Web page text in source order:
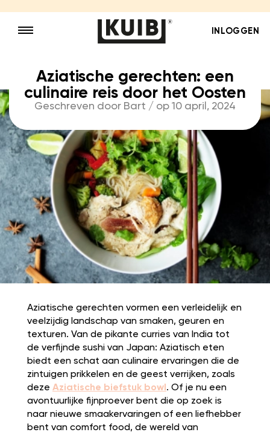
INLOGGEN
Aziatische gerechten: een
culinaire reis door het Oosten
Geschreven door Bart / op 10 april, 2024
Aziatische gerechten vormen een verleidelijk en
veelzijdig landschap van smaken, geuren en
texturen. Van de pikante curries van India tot
de verfijnde sushi van Japan: Aziatisch eten
biedt een schat aan culinaire ervaringen die de
zintuigen prikkelen en de geest verrijken, zoals
deze Aziatische biefstuk bowl . Of je nu een
avontuurlijke fijnproever bent die op zoek is
naar nieuwe smaakervaringen of een liefhebber
bent van comfort food, de wereld van